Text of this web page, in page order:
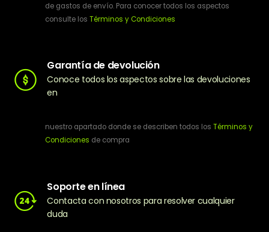
de gastos de envío. Para conocer todos los aspectos
consulte los Términos y Condiciones
Garantía de devolución
Conoce todos los aspectos sobre las devoluciones
en
nuestro apartado donde se describen todos los Términos y
Condiciones de compra
Soporte en línea
Contacta con nosotros para resolver cualquier
duda